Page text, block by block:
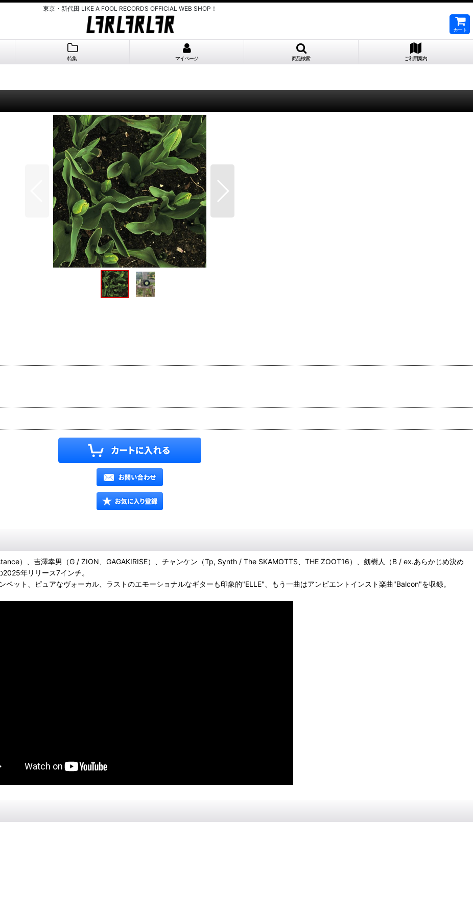
東京・新代田 LIKE A FOOL RECORDS OFFICIAL WEB SHOP！
カート
特集 マイページ 商品検索 ご利用案内
）、吉澤幸男（G / ZION、GAGAKIRISE）、チャンケン（Tp, Synth / The SKAMOTTS、THE ZOOT16）、劔樹人（B / ex.あらかじめ決め
年リリース7インチ。
ット、ピュアなヴォーカル、ラストのエモーショナルなギターも印象的"ELLE"、もう一曲はアンビエントインスト楽曲"Balcon"を収録。